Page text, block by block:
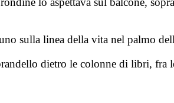
sulla linea della vita nel palmo
dietro le colonne di libri, fra